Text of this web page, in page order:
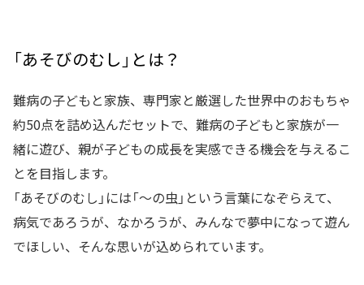
「あそびのむし」とは？
難病の子どもと家族、専門家と厳選した世界中のおもちゃ
約50点を詰め込んだセットで、難病の子どもと家族が一
緒に遊び、親が子どもの成長を実感できる機会を与えるこ
とを目指します。
「あそびのむし」には「～の虫」という言葉になぞらえて、
病気であろうが、なかろうが、みんなで夢中になって遊ん
でほしい、そんな思いが込められています。